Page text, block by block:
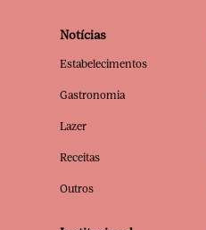
Notícias
Estabelecimentos
Gastronomia
Lazer
Receitas
Outros